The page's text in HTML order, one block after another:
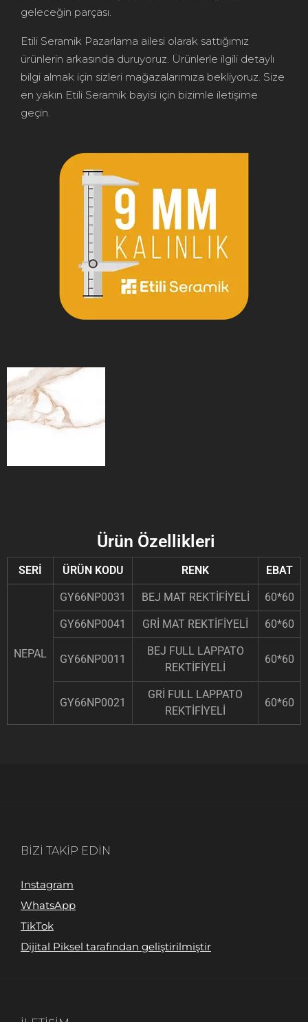
geleceğin parçası.
Etili Seramik Pazarlama ailesi olarak sattığımız
ürünlerin arkasında duruyoruz. Ürünlerle ilgili detaylı
bilgi almak için sizleri mağazalarımıza bekliyoruz. Size
en yakın Etili Seramik bayisi için bizimle iletişime
geçin.
Ürün Özellikleri
SERİ ÜRÜN KODU RENK EBAT
NEPAL
GY66NP0031 BEJ MAT REKTİFİYELİ 60*60
GY66NP0041 GRİ MAT REKTİFİYELİ 60*60
GY66NP0011
BEJ FULL LAPPATO
REKTİFİYELİ
60*60
GY66NP0021
GRİ FULL LAPPATO
REKTİFİYELİ
60*60
BIZI TAKIP EDIN
Instagram
WhatsApp
TikTok
Dijital Piksel tarafından geliştirilmiştir